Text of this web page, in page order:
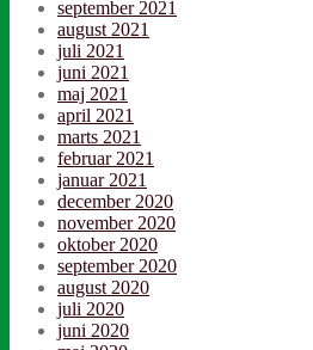
september 2021
august 2021
juli 2021
juni 2021
maj 2021
april 2021
marts 2021
februar 2021
januar 2021
december 2020
november 2020
oktober 2020
september 2020
august 2020
juli 2020
juni 2020